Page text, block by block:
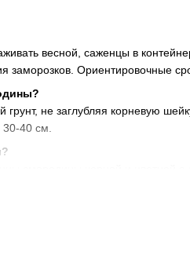
весной, саженцы в
заморозков. Ориентировочные
не заглубляя корневую
40 см.